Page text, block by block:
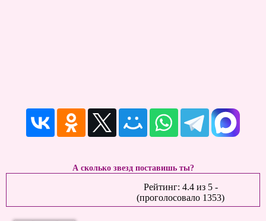
А сколько звезд поставишь ты?
Рейтинг: 4.4из 5-
(проголосовало 1353)